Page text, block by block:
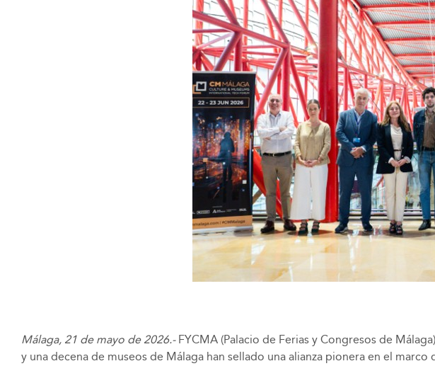
Málaga, 21 de mayo de 2026.-FYCMA (Palacio de Ferias y Congresos de
y una decena de museos de Málaga han sellado una alianza pionera en el